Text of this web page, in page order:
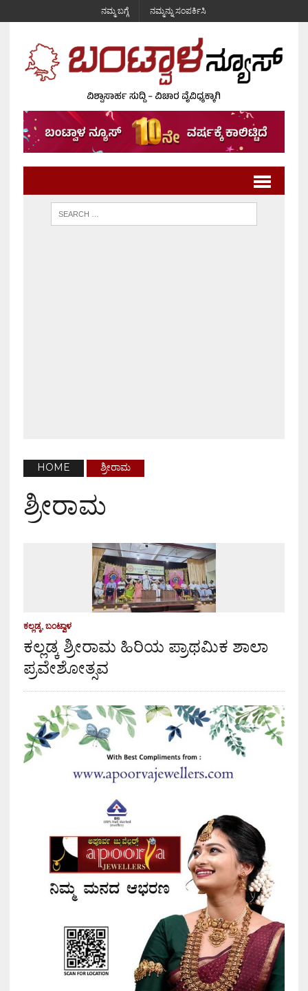
ನಮ್ಮ ಬಗ್ಗೆ ನಮ್ಮನ್ನು ಸಂಪರ್ಕಿಸಿ
HOME ಶ್ರೀರಾಮ
ಶ್ರೀರಾಮ
ಕಲ್ಲಡ್ಕ, ಬಂಟ್ವಾಳ
ಕಲ್ಲಡ್ಕ ಶ್ರೀರಾಮ ಹಿರಿಯ ಪ್ರಾಥಮಿಕ ಶಾಲಾ
ಪ್ರವೇಶೋತ್ಸವ